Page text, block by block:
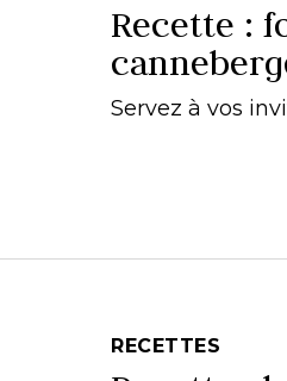
Recette :
Servez à vos
RECETTES